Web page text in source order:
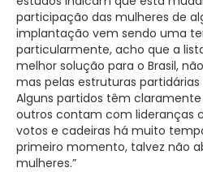
participação das mulheres de
implantação vem sendo uma
particularmente, acho que a
melhor solução para o Brasil,
mas pelas estruturas
Alguns partidos têm
outros contam com lideranças
votos e cadeiras há muito
primeiro momento, talvez não
mulheres.”